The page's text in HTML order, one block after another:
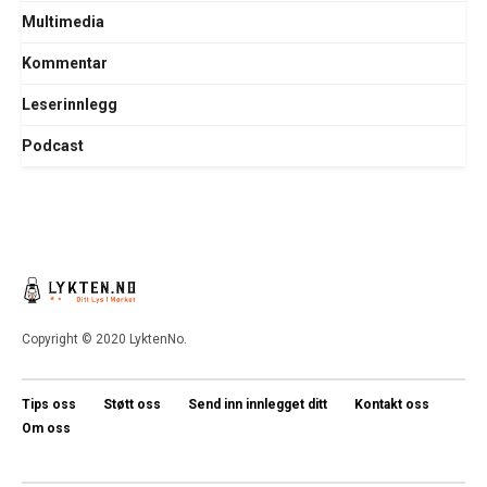
Multimedia
Kommentar
Leserinnlegg
Podcast
Copyright © 2020 LyktenNo.
Tips oss Støtt oss Send inn innlegget ditt
Kontakt oss
Om oss